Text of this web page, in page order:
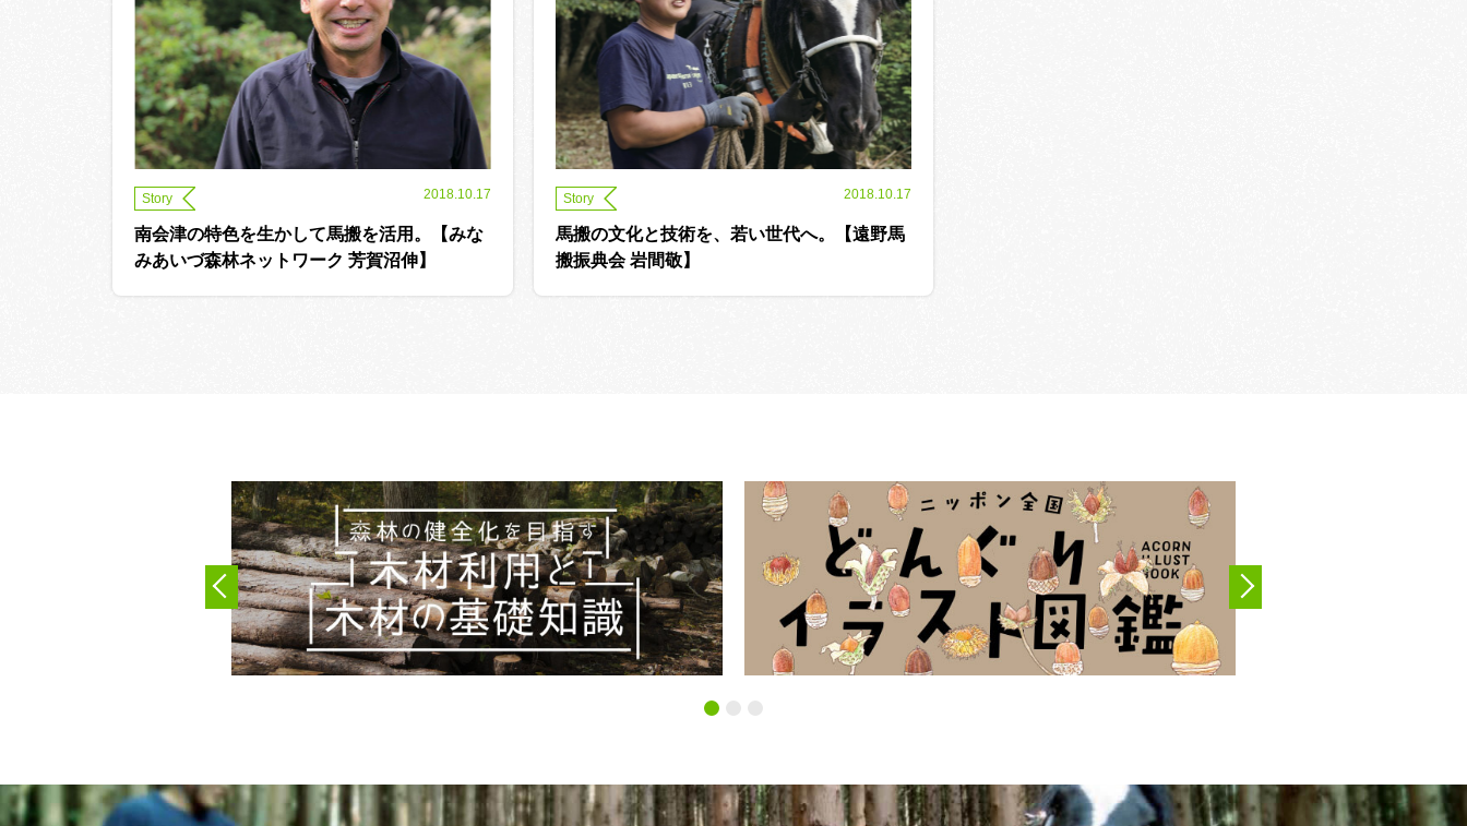
Story 2018.10.17
南会津の特色を生かして馬搬を活用。【みな
みあいづ森林ネットワーク 芳賀沼伸】
Story 2018.10.17
馬搬の文化と技術を、若い世代へ。【遠野馬
搬振典会 岩間敬】